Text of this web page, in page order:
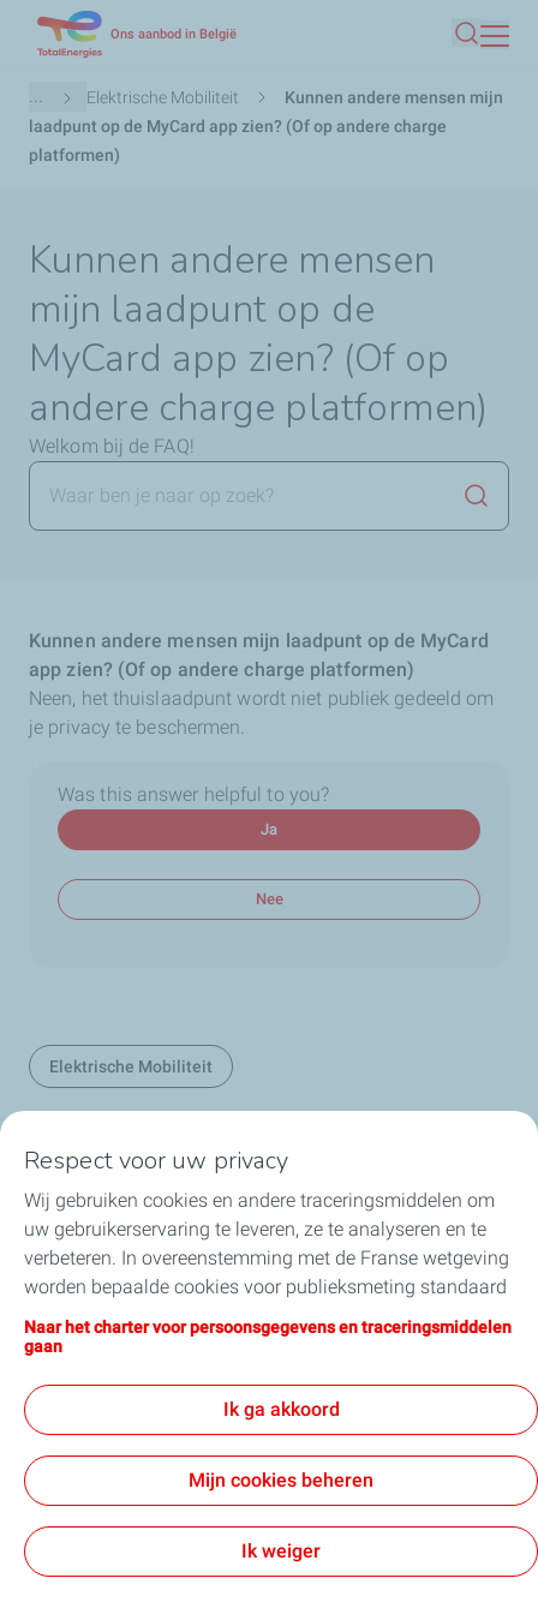
naar
de
Ons aanbod in België
Zoeken
Kruimelpad
... Elektrische Mobiliteit
Kunnen andere mensen mijn
laadpunt op de MyCard app zien? (Of op andere charge
platformen)
Kunnen andere mensen
mijn laadpunt op de
MyCard app zien? (Of op
andere charge platformen)
Welkom bij de FAQ!
Kunnen andere mensen mijn laadpunt op de MyCard
app zien? (Of op andere charge platformen)
Neen, het thuislaadpunt wordt niet publiek gedeeld om
je privacy te beschermen.
Was this answer helpful to you?
Ja
Nee
Elektrische Mobiliteit
Onze sectoren in België
Onze producten in België
Nuttige links
Onze online verkoopsites
Algemene verkoopsvoorwaarden
Algemene vorwaarden voor de aankoop
Toegankelijkheid
Sitemap
Respect voor uw privacy
Wij gebruiken cookies en andere traceringsmiddelen om
uw gebruikerservaring te leveren, ze te analyseren en te
verbeteren. In overeenstemming met de Franse wetgeving
worden bepaalde cookies voor publieksmeting standaard
geïnstalleerd. U kunt uw cookie-instellingen op elk
moment wijzigen door op de knop “Mijn cookies beheren”
u in met de installatie van alle cookies. Als u op "Ik
weiger" klikt, zullen alleen de technische cookies worden
gebruikt die nodig zijn voor de goede werking van de site.
Voor meer informatie kunt u de pagina "Charter voor
Naar het charter voor persoonsgegevens en traceringsmiddelen
gaan
Ik ga akkoord
Mijn cookies beheren
Ik weiger